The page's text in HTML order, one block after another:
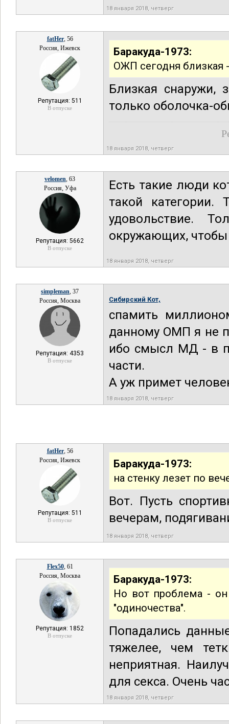
18 января 2018, четверг
fatHer, 56
Россия, Ижевск
Репутация: 511
В отпуске
Баракуда-1973:
ОЖП сегодня близкая
Близкая снаружи,
только оболочка-
18 января 2018, четверг
velomen, 63
Россия, Уфа
Репутация: 5662
В отпуске
Есть такие люди
такой категории.
удовольствие.
окружающих, чтобы
18 января 2018, четверг
simpleman, 37
Россия, Москва
Репутация: 4353
В отпуске
Сибирский Кот,
спамить
данному ОМП я не
ибо смысл МД - в
части.
А уж примет
18 января 2018, четверг
fatHer, 56
Россия, Ижевск
Репутация: 511
В отпуске
Баракуда-1973:
на стенку лезет по
Вот. Пусть
вечерам,
18 января 2018, четверг
Flex50, 61
Россия, Москва
Репутация: 1852
В отпуске
Баракуда-1973:
Но вот проблема - он
"одиночества".
Попадались
тяжелее, чем
неприятная.
для секса. Очень
18 января 2018, четверг